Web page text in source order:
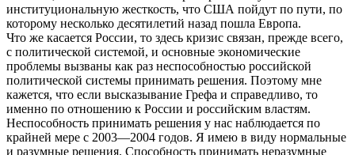
институциональную жесткость, что США пойдут по пути, по
которому несколько десятилетий назад пошла Европа.
Что же касается России, то здесь кризис связан, прежде всего,
с политической системой, и основные экономические
проблемы вызваны как раз неспособностью российской
политической системы принимать решения. Поэтому мне
кажется, что если высказывание Грефа и справедливо, то
именно по отношению к России и российским властям.
Неспособность принимать решения у нас наблюдается по
крайней мере с 2003—2004 годов. Я имею в виду нормальные
и разумные решения. Способность принимать неразумные